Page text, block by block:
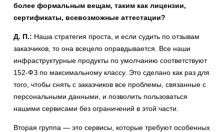
более формальным вещам, таким как лицензии,
сертификаты, всевозможные аттестации?
Д. П.: Наша стратегия проста, и если судить по отзывам
заказчиков, то она всецело оправдывается. Все наши
инфраструктурные продукты по умолчанию соответствуют
152-ФЗ по максимальному классу. Это сделано как раз для
того, чтобы снять с заказчиков все проблемы, связанные с
персональными данными, и позволить пользоваться
нашими сервисами без ограничений в этой части.
Вторая группа — это сервисы, которые требуют особенных